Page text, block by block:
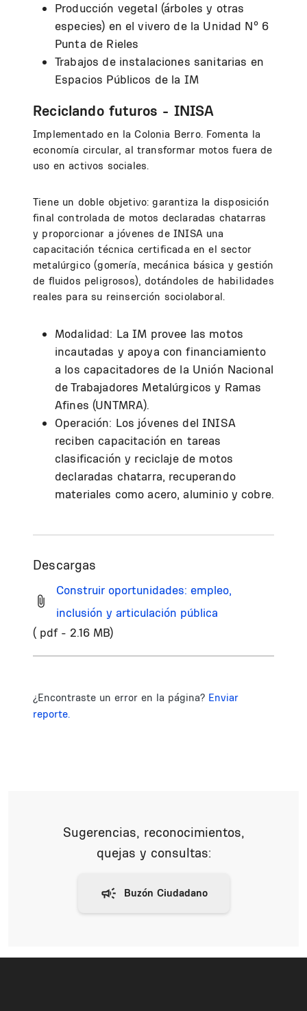
Producción vegetal (árboles y otras
especies) en el vivero de la Unidad Nº 6
Punta de Rieles
Trabajos de instalaciones sanitarias en
Espacios Públicos de la IM
Reciclando futuros - INISA
Implementado en la Colonia Berro. Fomenta la
economía circular, al transformar motos fuera de
uso en activos sociales.
Tiene un doble objetivo: garantiza la disposición
final controlada de motos declaradas chatarras
y proporcionar a jóvenes de INISA una
capacitación técnica certificada en el sector
metalúrgico (gomería, mecánica básica y gestión
de fluidos peligrosos), dotándoles de habilidades
reales para su reinserción sociolaboral.
Modalidad: La IM provee las motos
incautadas y apoya con financiamiento
a los capacitadores de la Unión Nacional
de Trabajadores Metalúrgicos y Ramas
Afines (UNTMRA).
Operación: Los jóvenes del INISA
reciben capacitación en tareas
clasificación y reciclaje de motos
declaradas chatarra, recuperando
materiales como acero, aluminio y cobre.
Descargas
Construir oportunidades: empleo,
inclusión y articulación pública
( pdf - 2.16 MB)
¿Encontraste un error en la página? Enviar
reporte.
Sugerencias, reconocimientos,
quejas y consultas: